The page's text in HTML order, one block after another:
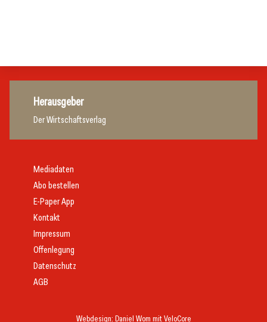
Herausgeber
Der Wirtschaftsverlag
Webdesign: Daniel Wom mitVeloCore
Mediadaten
Abo bestellen
E-Paper App
Kontakt
Impressum
Offenlegung
Datenschutz
AGB